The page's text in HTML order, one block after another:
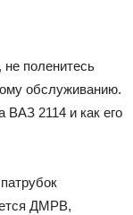
поленитесь
обслуживанию.
ВАЗ 2114 и как его
ДМРВ,